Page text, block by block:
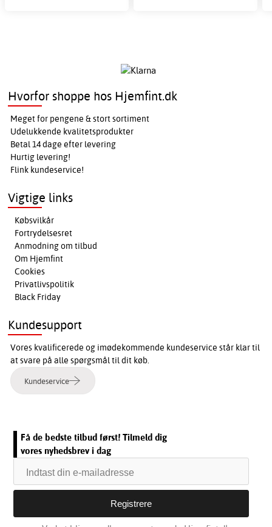
Hvorfor shoppe hos Hjemfint.dk
Meget for pengene & stort sortiment
Udelukkende kvalitetsprodukter
Betal 14 dage efter levering
Hurtig levering!
Flink kundeservice!
Vigtige links
Købsvilkår
Fortrydelsesret
Anmodning om tilbud
Om Hjemfint
Cookies
Privatlivspolitik
Black Friday
Kundesupport
Vores kvalificerede og imødekommende kundeservice står klar til
at svare på alle spørgsmål til dit køb.
Kundeservice
Få de bedste tilbud først! Tilmeld dig
vores nyhedsbrev i dag